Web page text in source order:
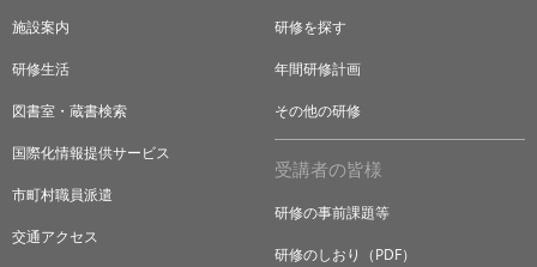
施設案内
研修生活
図書室・蔵書検索
国際化情報提供サービス
市町村職員派遣
交通アクセス
研修を探す
年間研修計画
その他の研修
受講者の皆様
研修の事前課題等
研修のしおり（PDF）